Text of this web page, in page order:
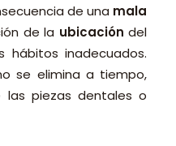
de una mala
de la ubicación del
inadecuados.
se elimina a tiempo,
las piezas dentales o